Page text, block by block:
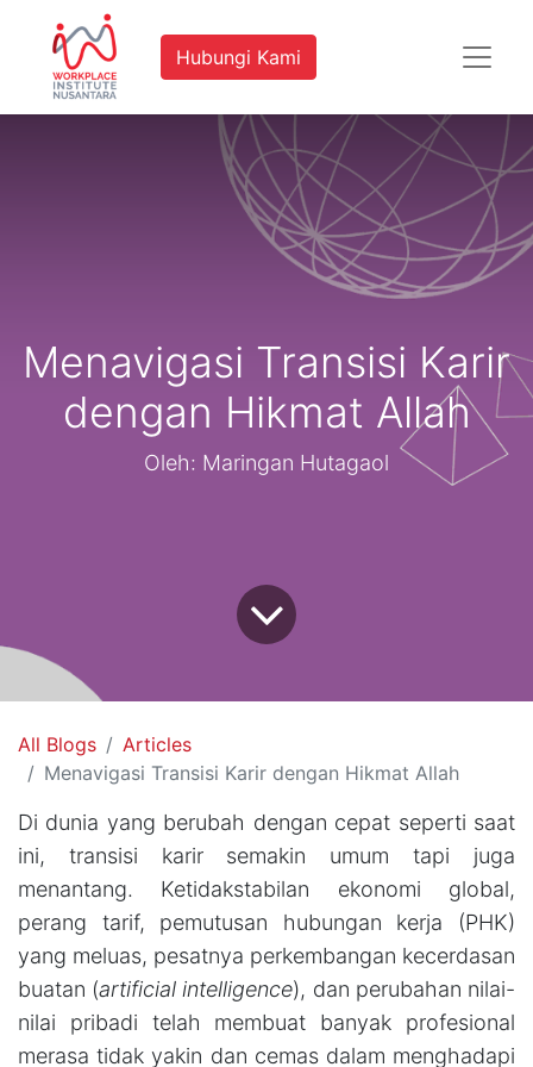
Hubungi Kami
Menavigasi Transisi Karir
dengan Hikmat Allah
Oleh: Maringan Hutagaol
All Blogs
Articles
Menavigasi Transisi Karir dengan Hikmat Allah
Di dunia yang berubah dengan cepat seperti saat
ini, transisi karir semakin umum tapi juga
menantang. Ketidakstabilan ekonomi global,
perang tarif, pemutusan hubungan kerja (PHK)
yang meluas, pesatnya perkembangan kecerdasan
buatan (artificial intelligence), dan perubahan nilai-
nilai pribadi telah membuat banyak profesional
merasa tidak yakin dan cemas dalam menghadapi